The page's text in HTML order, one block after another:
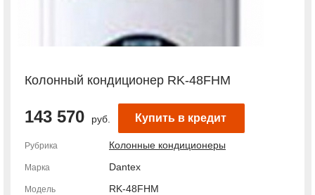
Колонный кондиционер RK-48FHM
143 570 руб. Купить в кредит
Рубрика Колонные кондиционеры
Марка Dantex
Модель RK-48FHM